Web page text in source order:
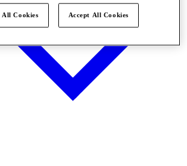
All Cookies Accept All Cookies